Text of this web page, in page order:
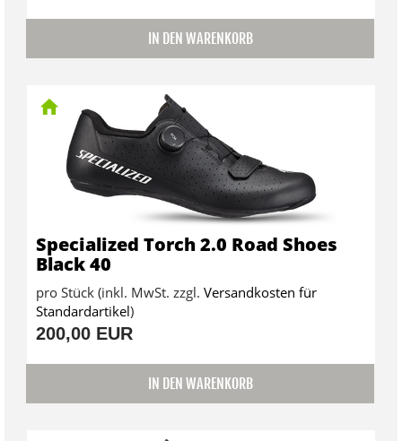
IN DEN WARENKORB
Specialized Torch 2.0 Road Shoes
Black 40
pro Stück (inkl. MwSt. zzgl. Versandkosten für
Standardartikel)
200,00 EUR
IN DEN WARENKORB